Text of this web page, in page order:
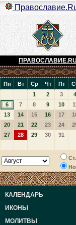
ПРАВОСЛАВИЕ.RU
Пн Вт Ср Чт Пт
1
2 3 4
6
7 8 9 10
13
14 15 16 17
20
21 22 23 24
27
28 29 30 31
КАЛЕНДАРЬ
ИКОНЫ
МОЛИТВЫ